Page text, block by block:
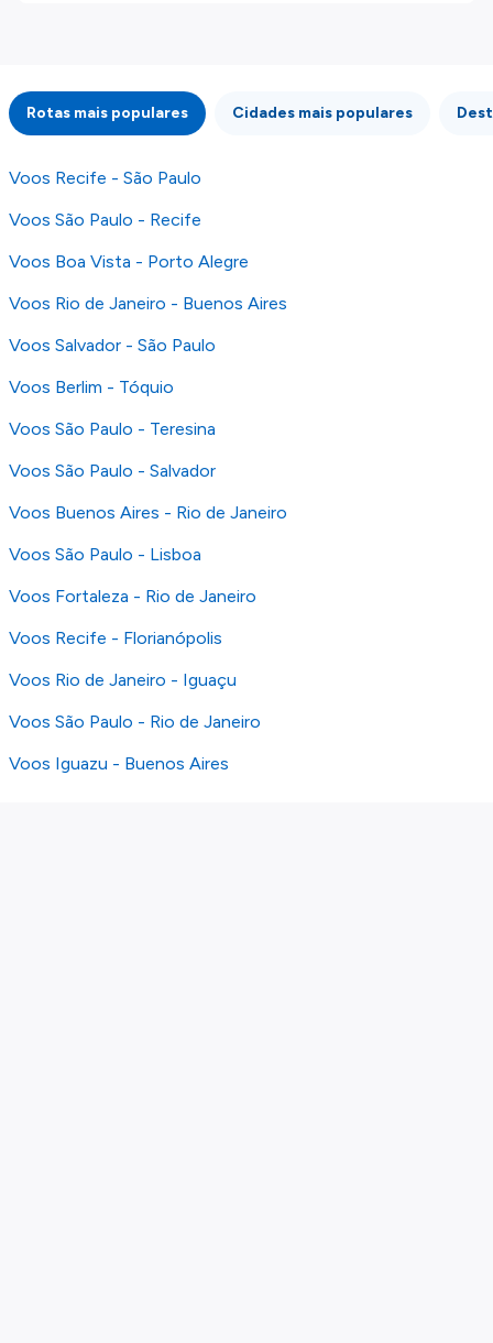
integridade ou pela precisão da informação
publicada, por isso verifique com atenção todas
as condições no website do parceiro antes de
os nossos Termos e Condições
Rotas mais populares Cidades mais populares
Voos Recife - São Paulo
Voos São Paulo - Recife
Voos Boa Vista - Porto Alegre
Voos Rio de Janeiro - Buenos Aires
Voos Salvador - São Paulo
Voos Berlim - Tóquio
Voos São Paulo - Teresina
Voos São Paulo - Salvador
Voos Buenos Aires - Rio de Janeiro
Voos São Paulo - Lisboa
Voos Fortaleza - Rio de Janeiro
Voos Recife - Florianópolis
Voos Rio de Janeiro - Iguaçu
Voos São Paulo - Rio de Janeiro
Voos Iguazu - Buenos Aires